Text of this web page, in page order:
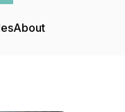
About